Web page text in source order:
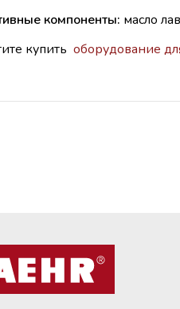
компоненты: масло
купить оборудование